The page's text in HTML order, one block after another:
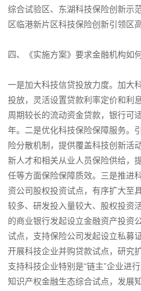
综合试验区、东湖科技保险创新示
区临港新片区科技保险创新引领区
四、《实施方案》要求金融机构如
一是加大科技信贷投放力度。加大
投放，灵活设置贷款利率定价和利
周期较长的流动资金贷款，银行可
年。二是优化科技保险保障服务。
险分散机制，提供覆盖科技创新活
新人才和相关从业人员保险供给，
任等方面保险保障质效。三是推进
资公司股权投资试点，有序扩大至
较多、研发投入量较大、股权投资
的商业银行发起设立金融资产投资
试点，支持保险公司发起设立私募
开展科技企业并购贷款试点，研究
支持科技企业特别是“链主”企业进
知识产权金融生态综合试点，发展